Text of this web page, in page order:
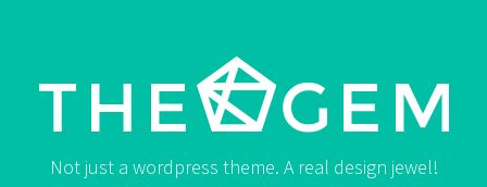
Not just a wordpress theme. A real design jewel!